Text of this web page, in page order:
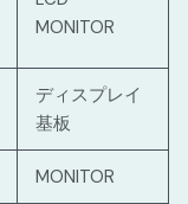
MONITOR
ディスプレイ
基板
MONITOR